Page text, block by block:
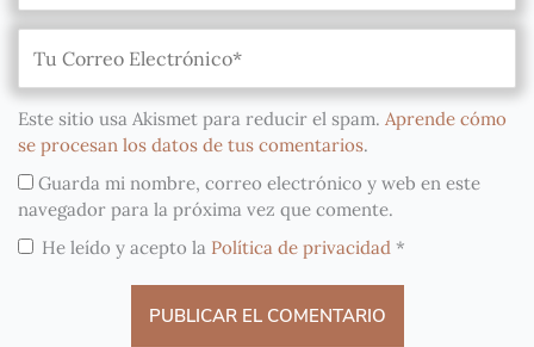
Este sitio usa Akismet para reducir el spam. Aprende cómo
se procesan los datos de tus comentarios.
Guarda mi nombre, correo electrónico y web en este
navegador para la próxima vez que comente.
He leído y acepto la Política de privacidad *